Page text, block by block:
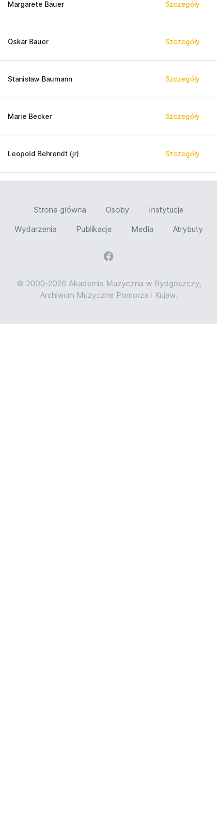
Margarete Bauer Szczegóły
Oskar Bauer Szczegóły
Stanisław Baumann Szczegóły
Marie Becker Szczegóły
Leopold Behrendt (jr) Szczegóły
Strona główna Osoby
Instytucje
Wydarzenia
Publikacje Media Atrybuty
© 2000-2026 Akademia Muzyczna w Bydgoszczy,
Archiwum Muzyczne Pomorza i Kujaw.